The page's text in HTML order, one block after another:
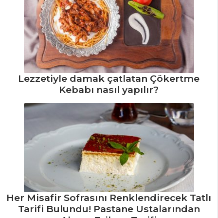
HAMUR İŞLERI
Yıldızlı Tartölet
Tarifi, Nasıl Yapılır?
Tokat Usulü Çiğli
Katmer Tarifi, Nasıl
Yapılır?
Tarifi, Nasıl Yapılır?
Hamur İşleri Tüm
Tarifleri
MASTERCHEF
Ispanaklı Pasta
Tarifi, Nasıl Yapılır?
Lezzetiyle damak çatlatan Çökertme
Kebabı nasıl yapılır?
Her Misafir Sofrasını Renklendirecek Tatlı
Tarifi Bulundu! Pastane Ustalarından